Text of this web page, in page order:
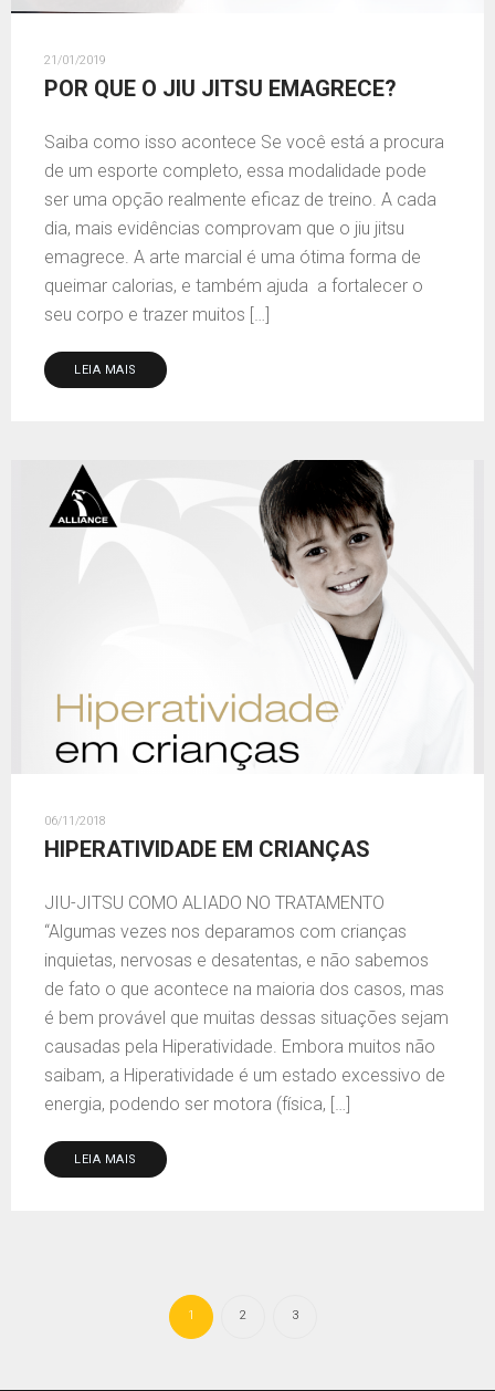
21/01/2019
POR QUE O JIU JITSU EMAGRECE?
Saiba como isso acontece Se você está a procura
de um esporte completo, essa modalidade pode
ser uma opção realmente eficaz de treino. A cada
dia, mais evidências comprovam que o jiu jitsu
emagrece. A arte marcial é uma ótima forma de
queimar calorias, e também ajuda a fortalecer o
seu corpo e trazer muitos […]
LEIA MAIS
06/11/2018
HIPERATIVIDADE EM CRIANÇAS
JIU-JITSU COMO ALIADO NO TRATAMENTO
“Algumas vezes nos deparamos com crianças
inquietas, nervosas e desatentas, e não sabemos
de fato o que acontece na maioria dos casos, mas
é bem provável que muitas dessas situações sejam
causadas pela Hiperatividade. Embora muitos não
saibam, a Hiperatividade é um estado excessivo de
energia, podendo ser motora (física, […]
LEIA MAIS
1 2 3